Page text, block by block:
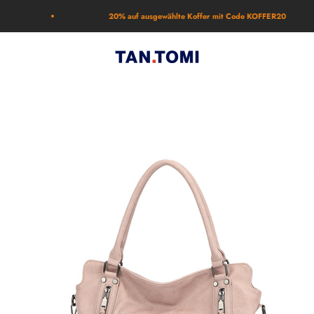
20% auf ausgewählte Koffer mit Code KOFFER20
TAN.TOMI